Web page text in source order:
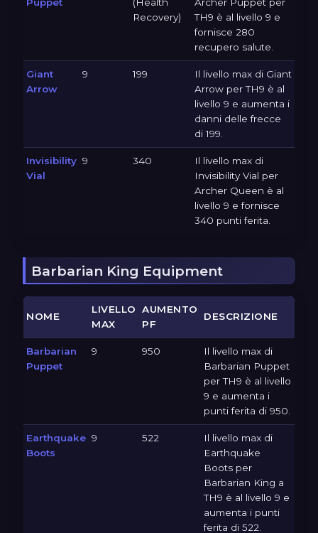
Recovery)
TH9 è al livello 9 e
fornisce 280
recupero salute.
Giant
Arrow
9 199
Il livello max di Giant
Arrow per TH9 è al
livello 9 e aumenta i
danni delle frecce
di 199.
Invisibility
Vial
9 340
Il livello max di
Invisibility Vial per
Archer Queen è al
livello 9 e fornisce
340 punti ferita.
Barbarian King Equipment
NOME
LIVELLO
MAX
AUMENTO
PF
DESCRIZIONE
Barbarian
Puppet
9 950
Il livello max di
Barbarian Puppet
per TH9 è al livello
9 e aumenta i
punti ferita di 950.
Earthquake
Boots
9 522
Il livello max di
Earthquake
Boots per
Barbarian King a
TH9 è al livello 9 e
aumenta i punti
ferita di 522.